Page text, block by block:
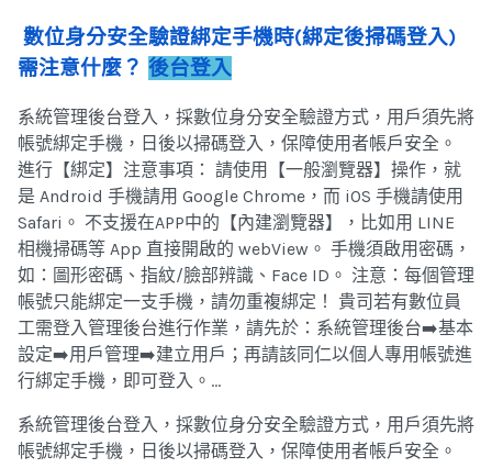
數位身分安全驗證綁定手機時(綁定後掃碼登入)
需注意什麼？ 後台登入
系統管理後台登入，採數位身分安全驗證方式，用戶須先將
帳號綁定手機，日後以掃碼登入，保障使用者帳戶安全。
進行【綁定】注意事項： 請使用【一般瀏覽器】操作，就
是 Android 手機請用 Google Chrome，而 iOS 手機請使用
Safari。 不支援在APP中的【內建瀏覽器】，比如用 LINE
相機掃碼等 App 直接開啟的 webView。 手機須啟用密碼，
如：圖形密碼、指紋/臉部辨識、Face ID。 注意：每個管理
帳號只能綁定一支手機，請勿重複綁定！ 貴司若有數位員
工需登入管理後台進行作業，請先於：系統管理後台➡️基本
設定➡️用戶管理➡️建立用戶；再請該同仁以個人專用帳號進
行綁定手機，即可登入。…
系統管理後台登入，採數位身分安全驗證方式，用戶須先將
帳號綁定手機，日後以掃碼登入，保障使用者帳戶安全。